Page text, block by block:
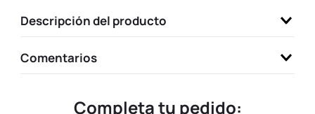
Descripción del producto
Comentarios
Completa tu pedido:
9.
one piece